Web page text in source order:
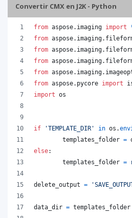
Convertir CMX en J2K - Python
from aspose. imaging import
from aspose. imaging.
from aspose. imaging.
from aspose. imaging.
from aspose. imaging.
from aspose. pycore import
import os
if 'TEMPLATE_DIR' in os .
templates_folder =
else:
templates_folder =
delete_output =
data_dir = templates_folder